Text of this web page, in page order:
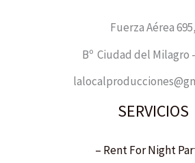
Fuerza Aérea 695,
Bº Ciudad del Milagro -
SERVICIOS
– Rent For Night